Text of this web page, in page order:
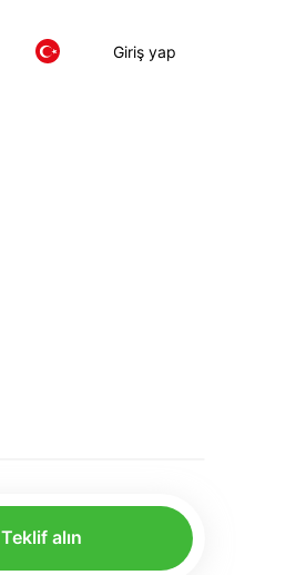
Giriş yap
Teklif alın